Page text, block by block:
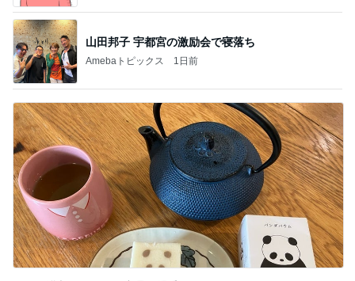
山田邦子 宇都宮の激励会で寝落ち
Amebaトピックス 1日前